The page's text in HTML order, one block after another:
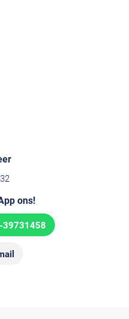
ons!
39731458